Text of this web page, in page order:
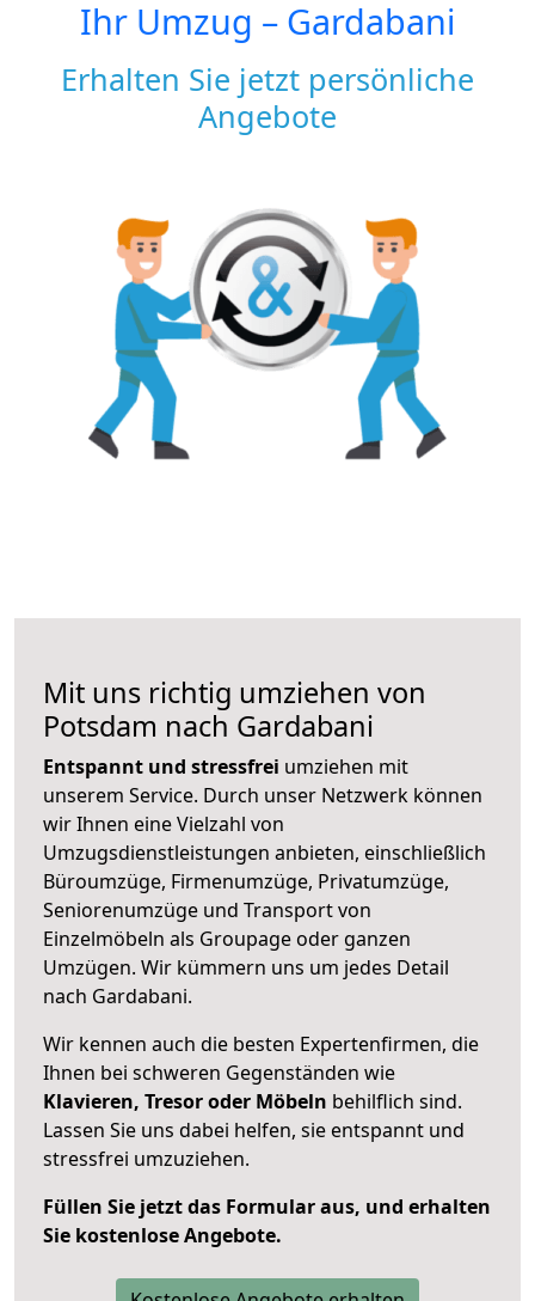
Ihr Umzug – Gardabani
Erhalten Sie jetzt persönliche
Angebote
Mit uns richtig umziehen von
Potsdam nach Gardabani
Entspannt und stressfrei umziehen mit
unserem Service. Durch unser Netzwerk können
wir Ihnen eine Vielzahl von
Umzugsdienstleistungen anbieten, einschließlich
Büroumzüge, Firmenumzüge, Privatumzüge,
Seniorenumzüge und Transport von
Einzelmöbeln als Groupage oder ganzen
Umzügen. Wir kümmern uns um jedes Detail
nach Gardabani.
Wir kennen auch die besten Expertenfirmen, die
Ihnen bei schweren Gegenständen wie
Klavieren, Tresor oder Möbeln behilflich sind.
Lassen Sie uns dabei helfen, sie entspannt und
stressfrei umzuziehen.
Füllen Sie jetzt das Formular aus, und erhalten
Sie kostenlose Angebote.